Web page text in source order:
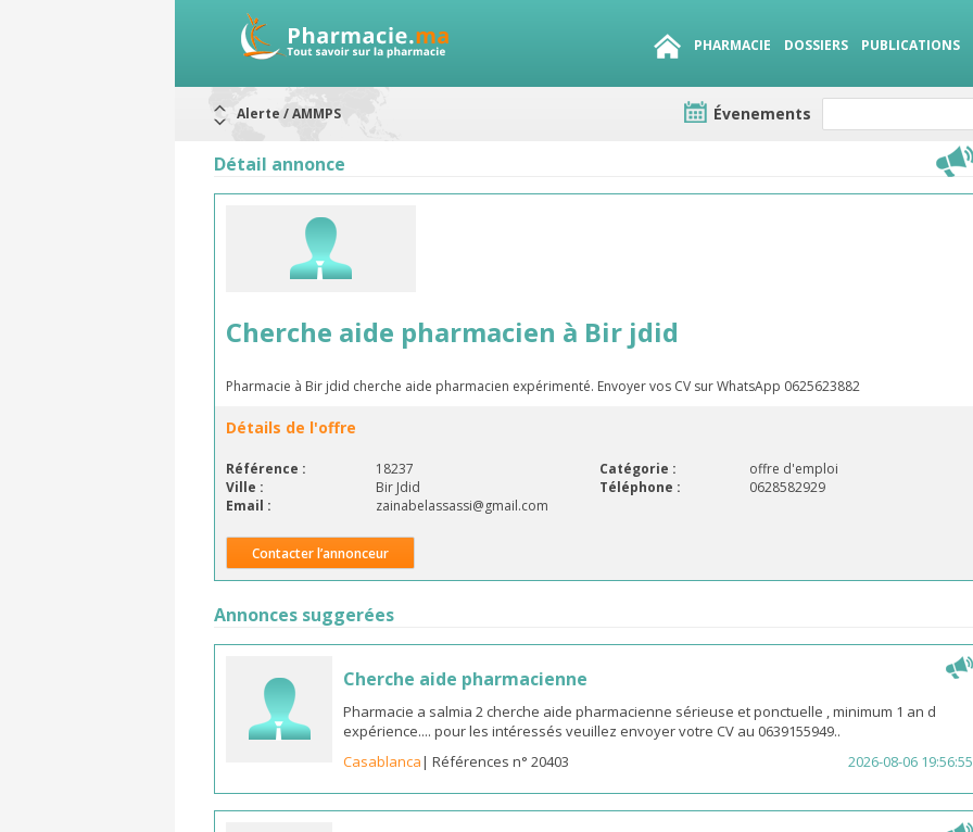
PHARMACIE DOSSIERS PUBLICATIONS
Alerte / AMMPS
ARRÊT DE COMMERCIALISATION
Rappel de lots : préparations lactées
Évenements
Détail annonce
Cherche aide pharmacien à Bir jdid
Pharmacie à Bir jdid cherche aide pharmacien expérimenté. Envoyer vos CV sur WhatsApp 0625623882
Détails de l'offre
Référence : 18237 Catégorie :
offre d'emploi
Ville :
Bir Jdid Téléphone :
0628582929
Email :
zainabelassassi@gmail.com
Contacter l’annonceur
Annonces suggerées
Cherche aide pharmacienne
Pharmacie a salmia 2 cherche aide pharmacienne sérieuse et ponctuelle , minimum 1 an d
expérience.... pour les intéressés veuillez envoyer votre CV au 0639155949..
Casablanca| Références n° 20403 2026-08-06 19:56:55